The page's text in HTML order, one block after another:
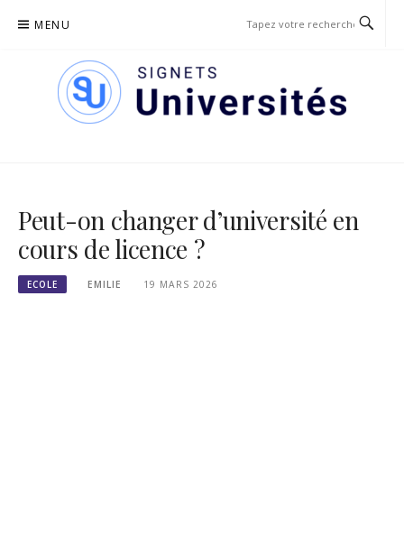
MENU
Peut-on changer d’université en
cours de licence ?
ECOLE EMILIE 19 MARS 2026